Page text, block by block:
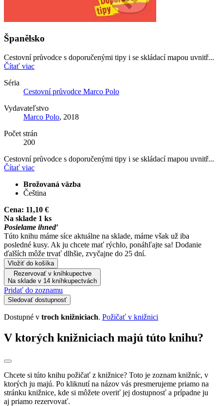
Španělsko
Cestovní průvodce s doporučenými tipy i se skládací mapou uvnitř...
Čítať viac
Séria
Cestovní průvodce Marco Polo
Vydavateľstvo
Marco Polo, 2018
Počet strán
200
Cestovní průvodce s doporučenými tipy i se skládací mapou uvnitř...
Čítať viac
Brožovaná väzba
Čeština
Cena: 11,10 €
Na sklade 1 ks
Posielame ihneď
Túto knihu máme síce aktuálne na sklade, máme však už iba
posledné kusy. Ak ju chcete mať rýchlo, ponáhľajte sa! Dodanie
ďalších môže trvať dlhšie, zvyčajne do 25 dní.
Vložiť do košíka
Rezervovať v kníhkupectve
Na sklade v 14 kníhkupectvách
Pridať do zoznamu
Sledovať dostupnosť
Dostupné v troch knižniciach. Požičať v knižnici
V ktorých knižniciach majú túto knihu?
Chcete si túto knihu požičať z knižnice? Toto je zoznam knižníc, v
ktorých ju majú. Po kliknutí na názov vás presmerujeme priamo na
stránku knižnice, kde si môžete overiť jej dostupnosť a prípadne ju
aj priamo rezervovať.